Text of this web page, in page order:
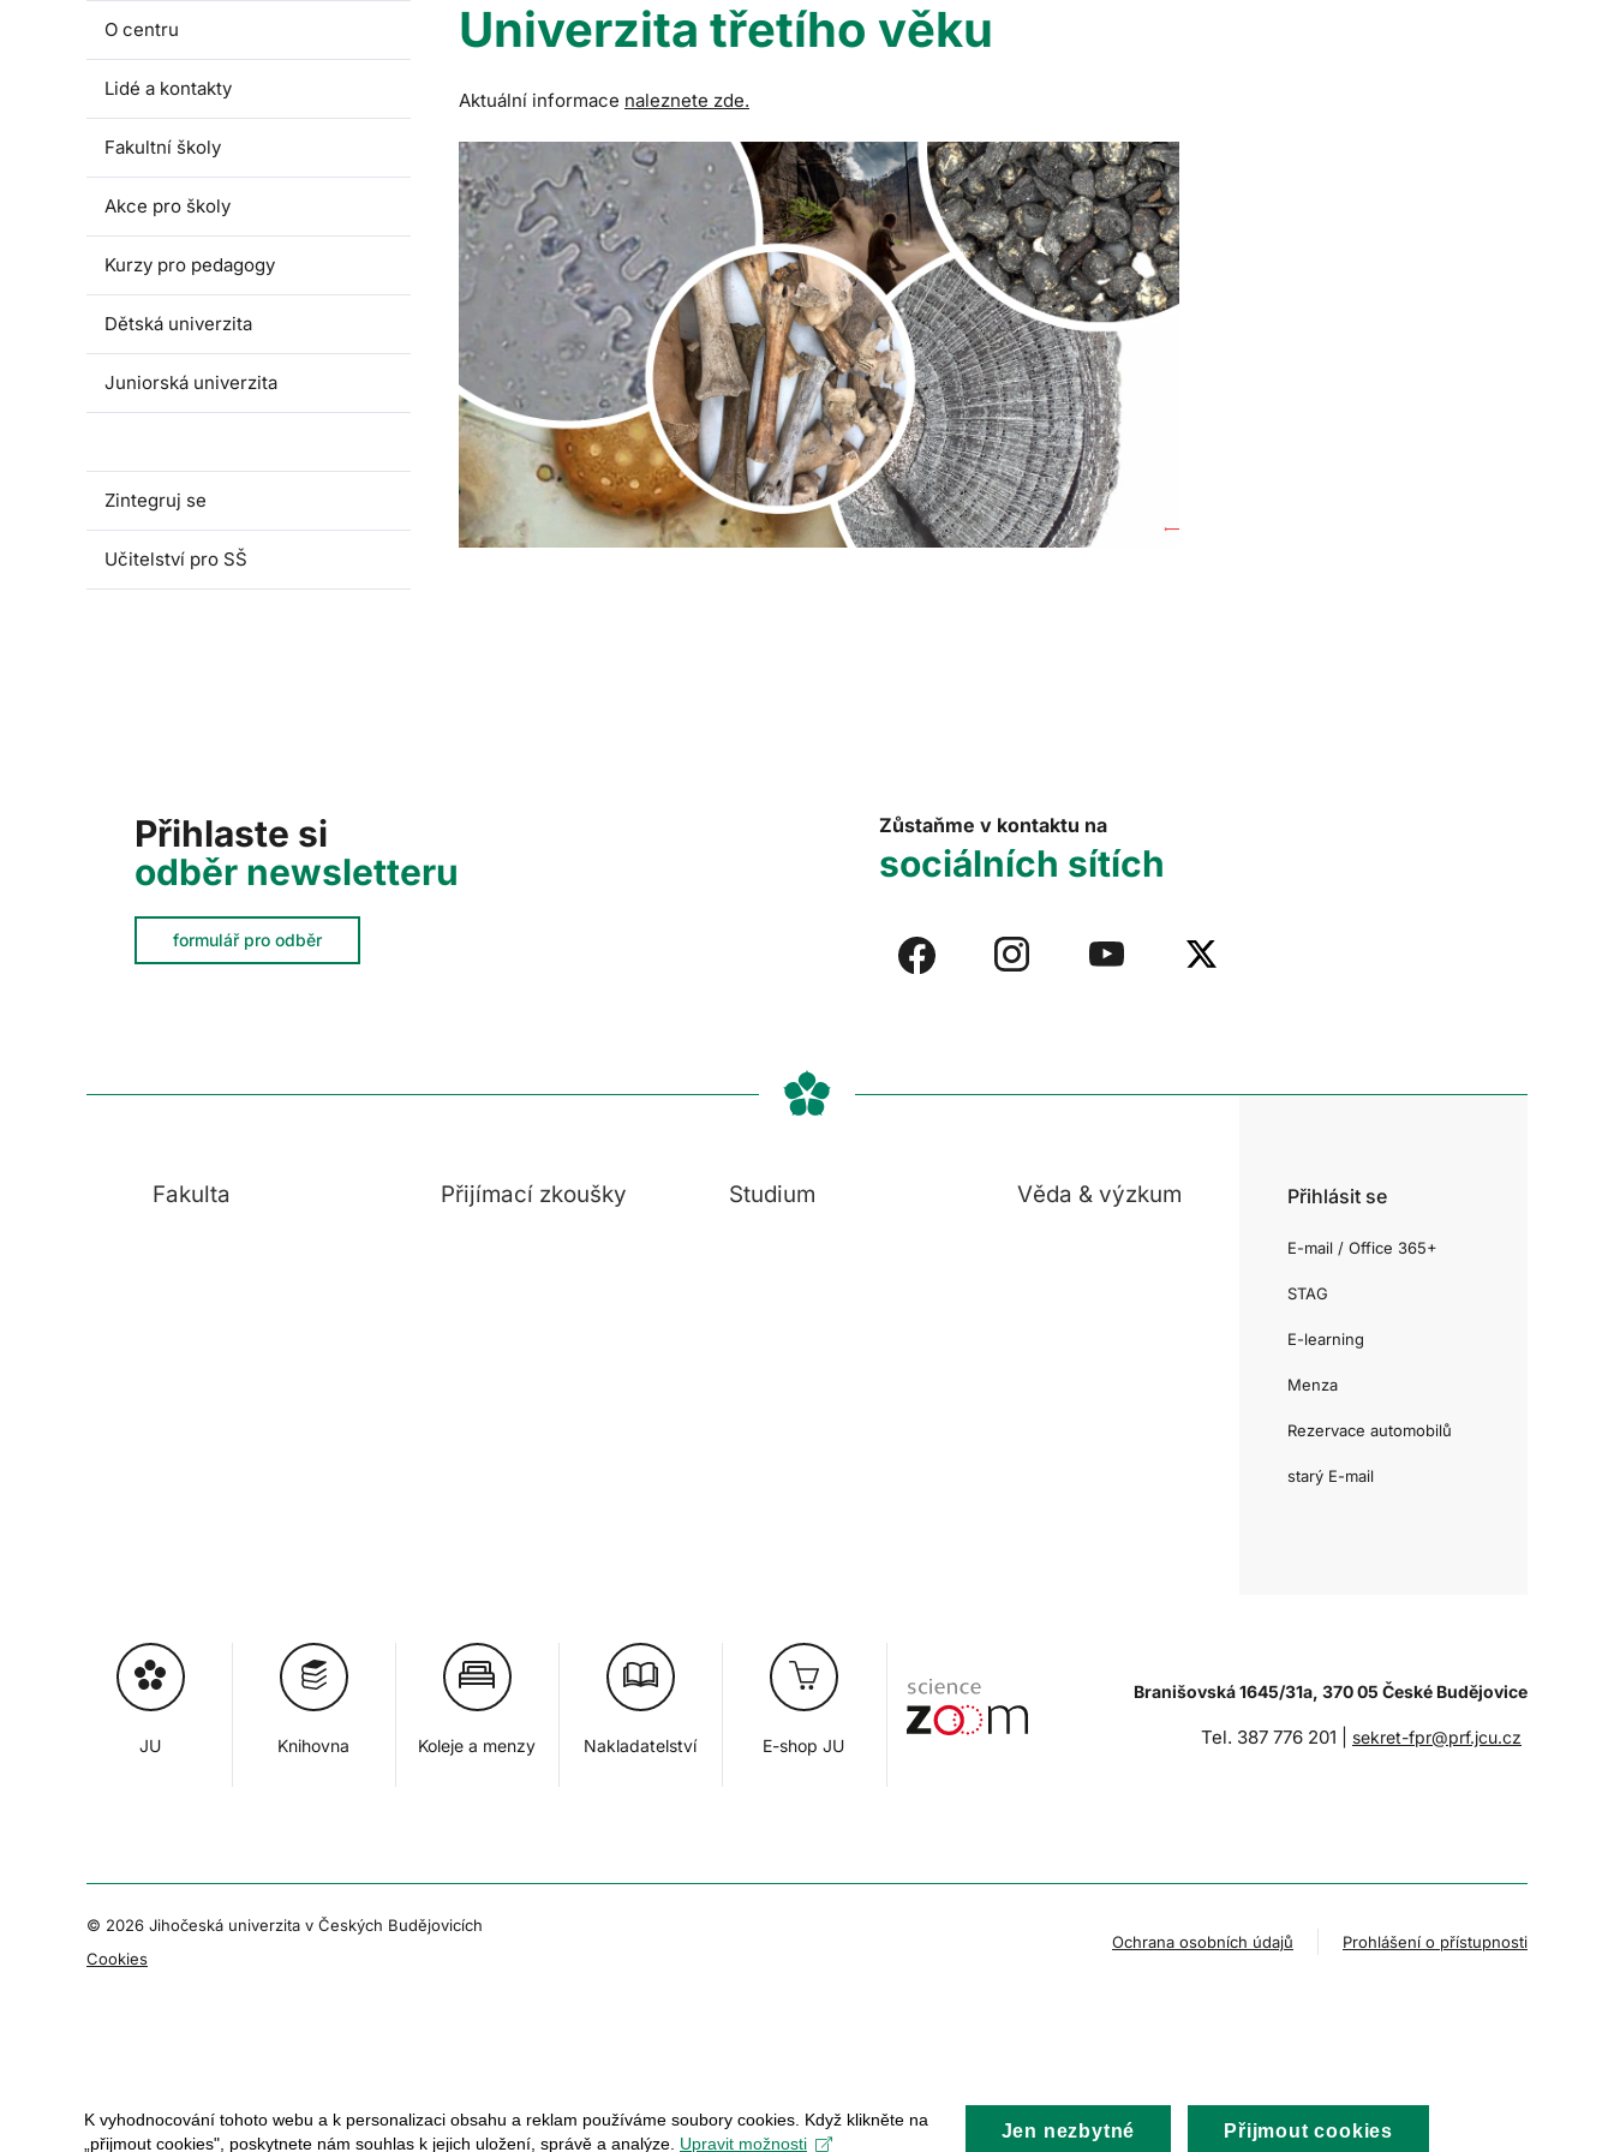
O centru
Lidé a kontakty
Fakultní školy
Akce pro školy
Kurzy pro pedagogy
Dětská univerzita
Juniorská univerzita
Zintegruj se
Učitelství pro SŠ
Univerzita třetího věku
Aktuální informace naleznete zde.
Přihlaste si
odběr newsletteru
formulář pro odběr
Zůstaňme v kontaktu na
sociálních sítích
Fakulta Přijímací zkoušky Studium Věda & výzkum Přihlásit se
E-mail / Office 365+
STAG
E-learning
Menza
Rezervace automobilů
starý E-mail
JU Knihovna Koleje a menzy Nakladatelství E-shop JU
Branišovská 1645/31a, 370 05 České Budějovice
Tel. 387 776 201 | sekret-fpr@prf.jcu.cz
© 2026 Jihočeská univerzita v Českých Budějovicích
Cookies
Ochrana osobních údajů Prohlášení o přístupnosti
K vyhodnocování tohoto webu a k personalizaci obsahu a reklam používáme soubory cookies. Když klikněte na
„přijmout cookies", poskytnete nám souhlas k jejich uložení, správě a analýze. Upravit možnosti
Jen nezbytné Přijmout cookies